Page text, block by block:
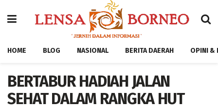
HOME BLOG NASIONAL BERITA DAERAH OPINI &
BERTABUR HADIAH JALAN
SEHAT DALAM RANGKA HUT